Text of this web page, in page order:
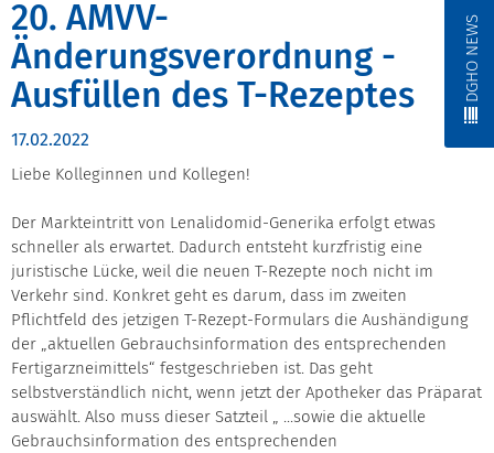
DGHO NEWS
20. AMVV-
Änderungsverordnung -
Ausfüllen des T-Rezeptes
17.02.2022
Liebe Kolleginnen und Kollegen!
Der Markteintritt von Lenalidomid-Generika erfolgt etwas
schneller als erwartet. Dadurch entsteht kurzfristig eine
juristische Lücke, weil die neuen T-Rezepte noch nicht im
Verkehr sind. Konkret geht es darum, dass im zweiten
Pflichtfeld des jetzigen T-Rezept-Formulars die Aushändigung
der „aktuellen Gebrauchsinformation des entsprechenden
Fertigarzneimittels“ festgeschrieben ist. Das geht
selbstverständlich nicht, wenn jetzt der Apotheker das Präparat
auswählt. Also muss dieser Satzteil „ ...sowie die aktuelle
Gebrauchsinformation des entsprechenden